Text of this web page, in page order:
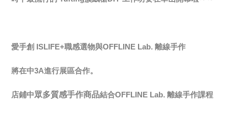
愛手創 ISLIFE+職感選物與OFFLINE Lab. 離線手作
將在中3A進行展區合作。
店鋪中眾多質感手作商品結合OFFLINE Lab. 離線手作課程